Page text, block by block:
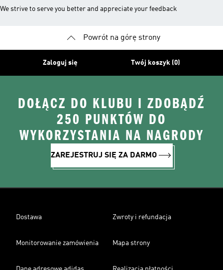
We strive to serve you better and appreciate your feedback
Powrót na górę strony
Zaloguj się Twój koszyk (0)
DOŁĄCZ DO KLUBU I ZDOBĄDŹ
250 PUNKTÓW DO
WYKORZYSTANIA NA NAGRODY
ZAREJESTRUJ SIĘ ZA DARMO
Dostawa Zwroty i refundacja
Monitorowanie zamówienia Mapa strony